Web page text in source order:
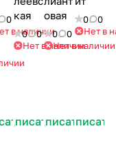
0
в наличии
кая
0
0
Нет в наличии
овая
0
0
Нет в наличии
Подписаться
0
0
Нет в